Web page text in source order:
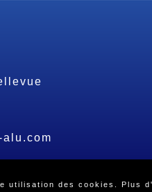
alu.com
utilisation des cookies. Plus